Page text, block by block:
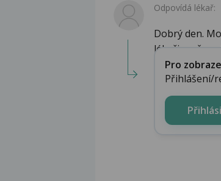
Odpovídá lékař:
Dobrý den.
lékaři..změny
Pro
Přihlášení/